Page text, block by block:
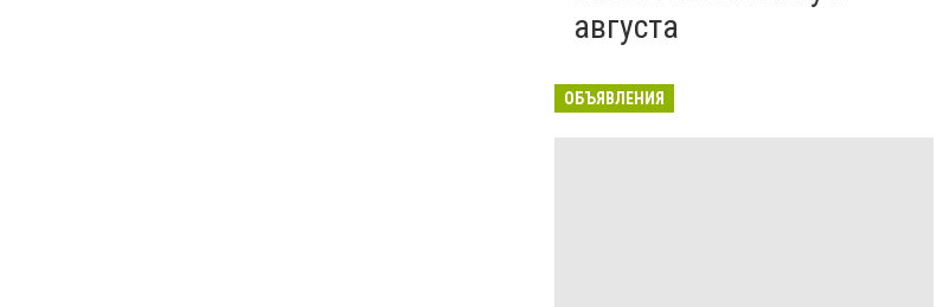
августа
ОБЪЯВЛЕНИЯ